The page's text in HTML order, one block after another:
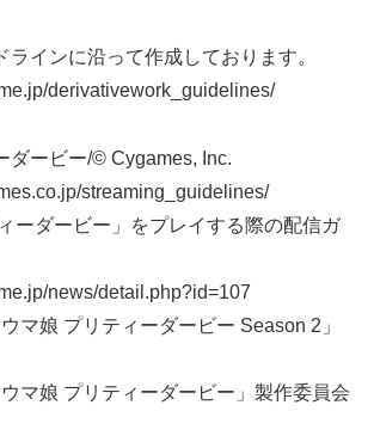
ラインに沿って作成しております。
derivativework_guidelines/
ダービー/© Cygames, Inc.
streaming_guidelines/
ーダービー」をプレイする際の配信ガ
news/detail.php?id=107
マ娘 プリティーダービー Season 2」
マ娘 プリティーダービー」製作委員会